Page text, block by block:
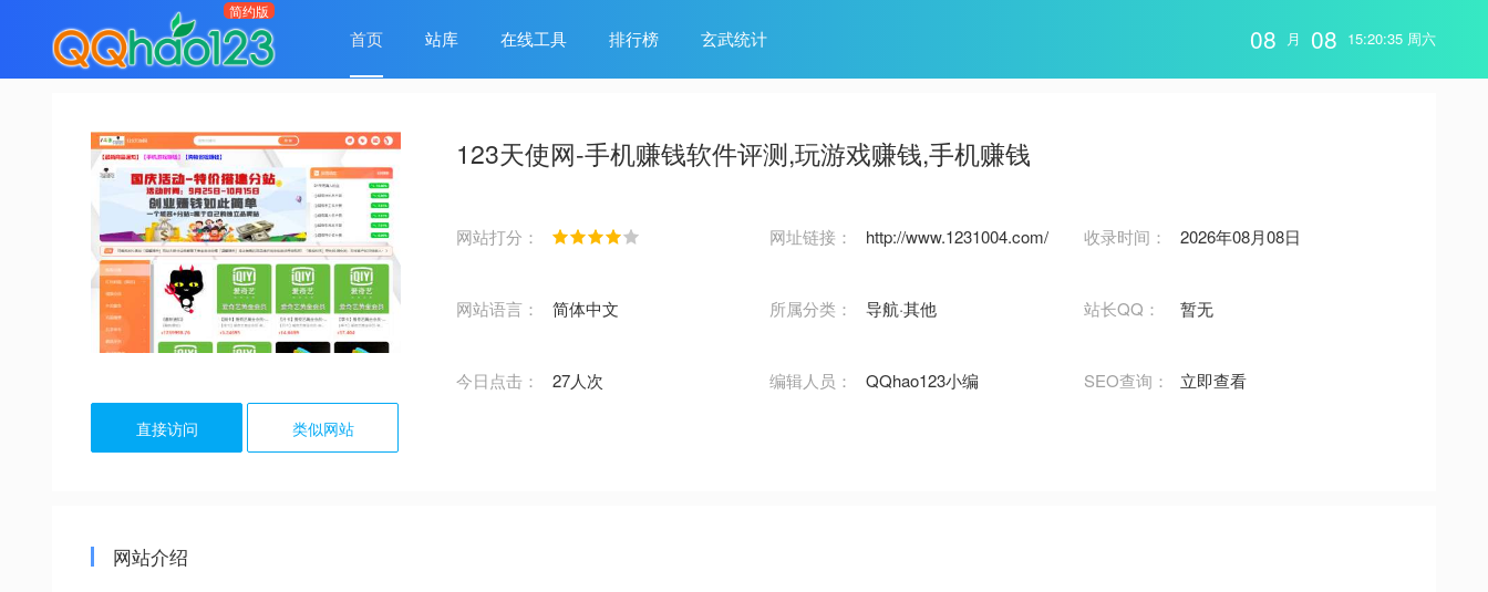
首页 站库 在线工具 排行榜 玄武统计 08 月 08 15:20:36 周六
直接访问 类似网站
123天使网-手机赚钱软件评测,玩游戏赚钱,手机赚钱
网站打分： 网址链接： http://www.1231004.com/ 收录时间： 2026年08月08日
网站语言： 简体中文 所属分类： 导航·其他 站长QQ： 暂无
今日点击： 27人次 编辑人员： QQhao123小编 SEO查询： 立即查看
网站介绍